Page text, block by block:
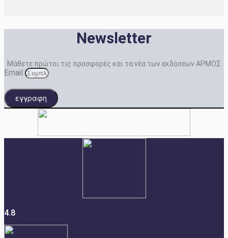
Newsletter
Μάθετε πρώτοι τις προσφορές και τα νέα των εκδόσεων ΑΡΜΟΣ
Email
εγγραφη
4.8